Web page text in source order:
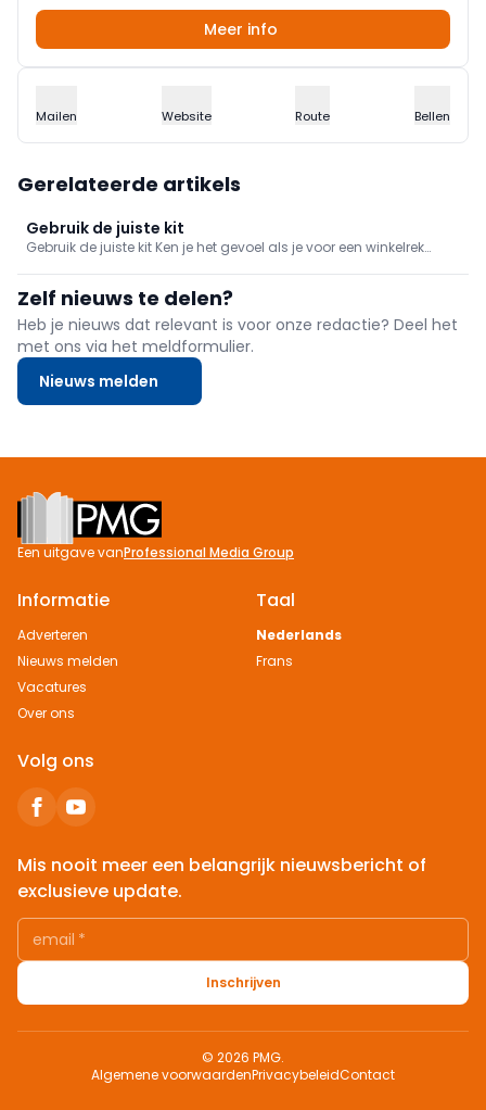
Meer info
Mailen Website Route Bellen
Gerelateerde artikels
Gebruik de juiste kit
Gebruik de juiste kit Ken je het gevoel als je voor een winkelrek
Tooldokter verdiepen we ons in enkele types kitten en lijmsoorten
en hun toepassingen.
Zelf nieuws te delen?
Heb je nieuws dat relevant is voor onze redactie? Deel het
met ons via het meldformulier.
Nieuws melden
Footer
Een uitgave vanProfessional Media Group
Informatie
Adverteren
Nieuws melden
Vacatures
Over ons
Taal
Nederlands
Frans
Volg ons
Mis nooit meer een belangrijk nieuwsbericht of
exclusieve update.
email *
Inschrijven
© 2026 PMG.
Algemene voorwaardenPrivacybeleidContact